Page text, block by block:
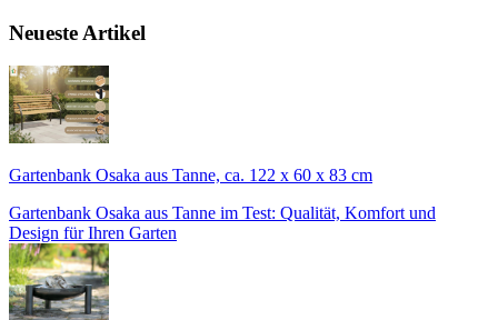
Neueste Artikel
Gartenbank Osaka aus Tanne, ca. 122 x 60 x 83 cm
Gartenbank Osaka aus Tanne im Test: Qualität, Komfort und
Design für Ihren Garten